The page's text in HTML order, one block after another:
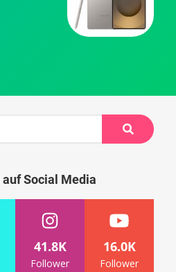
Suche
auf Social Media
41.8K
Follower
16.0K
Follower